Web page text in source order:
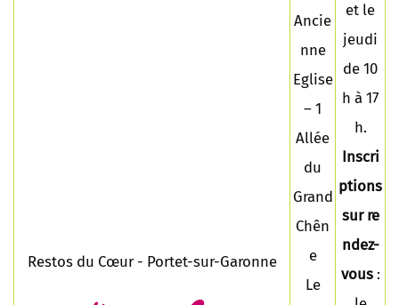
Restos du Cœur - Portet-sur-Garonne
Ancie
nne
Eglise
– 1
Allée
du
Grand
Chên
e
Le
et le
jeudi
de 10
h à 17
h.
Inscri
ptions
sur re
ndez-
vous: